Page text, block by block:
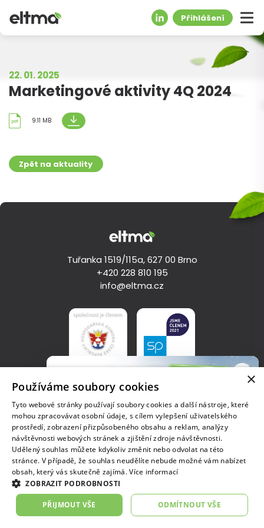
Přihlášení
22. 01. 2025
Marketingové aktivity 4Q 2024
pdf 9.11 MB
Zpět na aktuality
Tuřanka 1519/115a, 627 00 Brno
+420 228 810 195
info@eltma.cz
Zásady zpracování osobních údajů
Copyright © 2023, ELT Management Company Czech Republic
s.r.o.
IČO: 04684010, Tuřanka 1519/115a, 627 00 Brno, zapsaná v
obchodním rejstříku vedeném u Krajského soudu v Brně, sp.zn.
C 91423
Celostátní soutěž
Pneu na cestě za lepším
Přihlaste svůj projekt o správném nakládání
s pneumatikami a vyhrajte až 30 tisíc!
Prohlédnout
×
Používáme soubory cookies
Tyto webové stránky používají soubory cookies a další nástroje, které
mohou zpracovávat osobní údaje, s cílem vylepšení uživatelského
prostředí, zobrazení přizpůsobeného obsahu a reklam, analýzy
návštěvnosti webových stránek a zjištění zdroje návštěvnosti.
Udělený souhlas můžete kdykoliv změnit nebo odvolat na této
stránce. V případě, že souhlas neudělíte nebude možné vám nabízet
obsah, který vás skutečně zajímá.Více informací
ZOBRAZIT PODROBNOSTI
PŘIJMOUT VŠE ODMÍTNOUT VŠE